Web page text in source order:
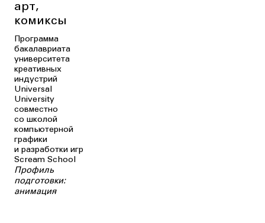
арт,
комиксы
Программа
бакалавриата
университета
креативных
индустрий
Universal
University
совместно
со школой
компьютерной
графики
и разработки игр
Scream School
Профиль
подготовки:
анимация